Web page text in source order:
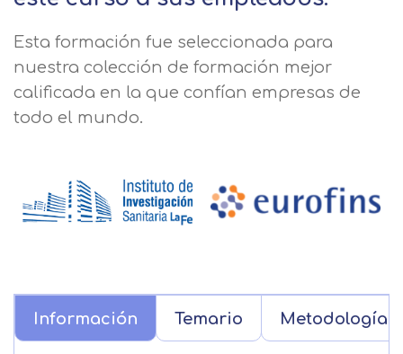
Esta formación fue seleccionada para
nuestra colección de formación mejor
calificada en la que confían empresas de
todo el mundo.
Información Temario Metodología